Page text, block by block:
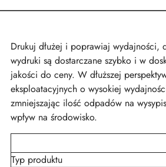
Drukuj dłużej i poprawiaj wydajności,
wydruki są dostarczane szybko i w
jakości do ceny. W dłuższej
eksploatacyjnych o wysokiej
zmniejszając ilość odpadów na
wpływ na środowisko.
Typ produktu